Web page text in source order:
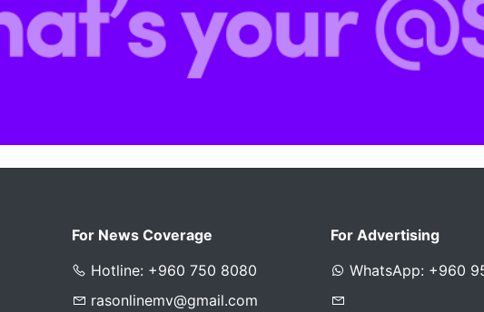
For News Coverage
Hotline: +960 750 8080
rasonlinemv@gmail.com
For Advertising
WhatsApp: +960